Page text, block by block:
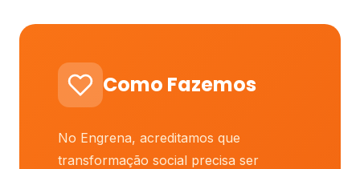
Como Fazemos
No Engrena, acreditamos que
transformação social precisa ser